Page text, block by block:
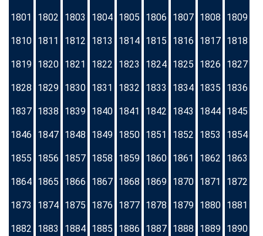
1801 1802 1803 1804 1805 1806 1807 1808 1809
1810 1811 1812 1813 1814 1815 1816 1817 1818
1819 1820 1821 1822 1823 1824 1825 1826 1827
1828 1829 1830 1831 1832 1833 1834 1835 1836
1837 1838 1839 1840 1841 1842 1843 1844 1845
1846 1847 1848 1849 1850 1851 1852 1853 1854
1855 1856 1857 1858 1859 1860 1861 1862 1863
1864 1865 1866 1867 1868 1869 1870 1871 1872
1873 1874 1875 1876 1877 1878 1879 1880 1881
1882 1883 1884 1885 1886 1887 1888 1889 1890